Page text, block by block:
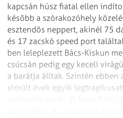
kapcsán húsz fiatal ellen
késõbb a szórakozóhely
esztendõs neppert, akinél 75
és 17 zacskó speed port
ben leleplezett Bács-Kiskun
csúcsán pedig egy keceli
a barátja álltak. Szintén ebben
elmúlt évek egyik